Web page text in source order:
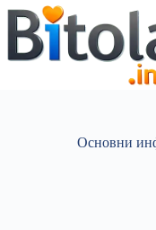
Основни